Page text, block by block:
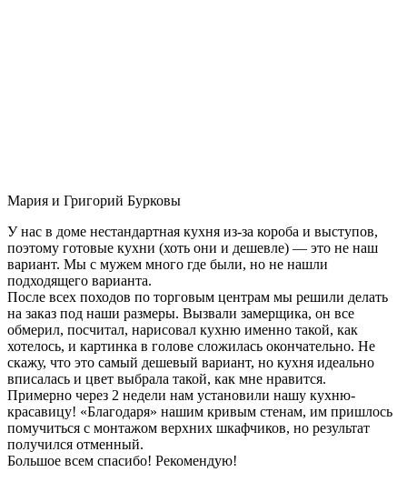
Мария и Григорий Бурковы
У нас в доме нестандартная кухня из-за короба и выступов,
поэтому готовые кухни (хоть они и дешевле) — это не наш
вариант. Мы с мужем много где были, но не нашли
подходящего варианта.
После всех походов по торговым центрам мы решили делать
на заказ под наши размеры. Вызвали замерщика, он все
обмерил, посчитал, нарисовал кухню именно такой, как
хотелось, и картинка в голове сложилась окончательно. Не
скажу, что это самый дешевый вариант, но кухня идеально
вписалась и цвет выбрала такой, как мне нравится.
Примерно через 2 недели нам установили нашу кухню-
красавицу! «Благодаря» нашим кривым стенам, им пришлось
помучиться с монтажом верхних шкафчиков, но результат
получился отменный.
Большое всем спасибо! Рекомендую!